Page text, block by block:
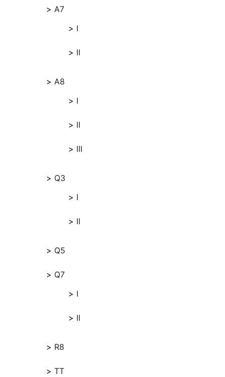
A7
I
II
A8
I
II
III
Q3
I
II
Q5
Q7
I
II
R8
TT